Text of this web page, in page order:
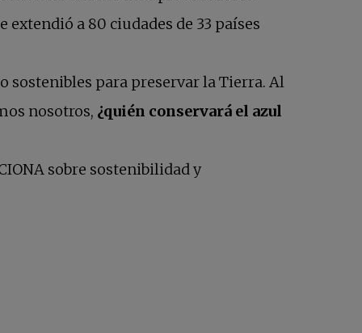
a 80 ciudades de 33 países
sostenibles para preservar la Tierra. Al
nosotros, ¿quién conservará el azul
nueva
sobre sostenibilidad y